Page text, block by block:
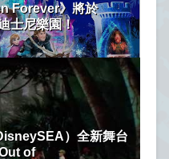
Forever》將於
士尼樂園‬！
）全新舞台
of